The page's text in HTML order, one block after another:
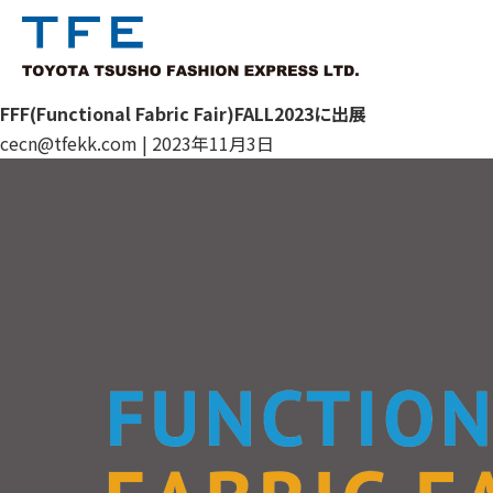
FFF(Functional Fabric Fair)FALL2023に出展
cecn@tfekk.com | 2023年11月3日